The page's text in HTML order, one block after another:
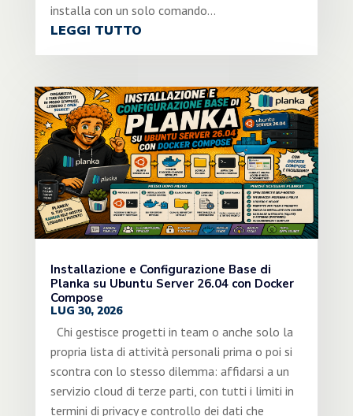
installa con un solo comando...
LEGGI TUTTO
Installazione e Configurazione Base di
Planka su Ubuntu Server 26.04 con Docker
Compose
LUG 30, 2026
Chi gestisce progetti in team o anche solo la
propria lista di attività personali prima o poi si
scontra con lo stesso dilemma: affidarsi a un
servizio cloud di terze parti, con tutti i limiti in
termini di privacy e controllo dei dati che